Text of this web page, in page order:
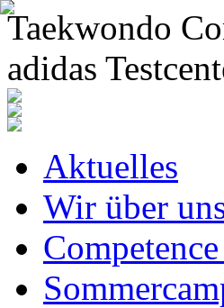
Taekwondo
adidas
Aktuelles
Wir über